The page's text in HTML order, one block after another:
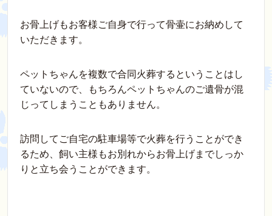
お骨上げもお客様ご自身で行って骨壷にお納めして
いただきます。
ペットちゃんを複数で合同火葬するということはし
ていないので、もちろんペットちゃんのご遺骨が混
じってしまうこともありません。
訪問してご自宅の駐車場等で火葬を行うことができ
るため、飼い主様もお別れからお骨上げまでしっか
りと立ち会うことができます。